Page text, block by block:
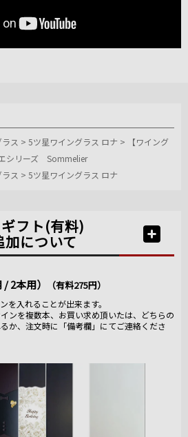
ス > 5ツ星ワイングラス ロナ >
【ワイング
シリーズ Sommelier
ス > 5ツ星ワイングラス ロナ
ギフト(有料)
加について
2本用） （有料275円）
を入れることが出来ます。
ンを複数本、お買い求め頂いたは、どちらの
か、注文時に「備考欄」にてご連絡くださ